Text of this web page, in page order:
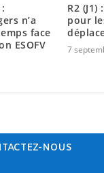
n’a
face
ESOFV
R2
pour
7
NOUS